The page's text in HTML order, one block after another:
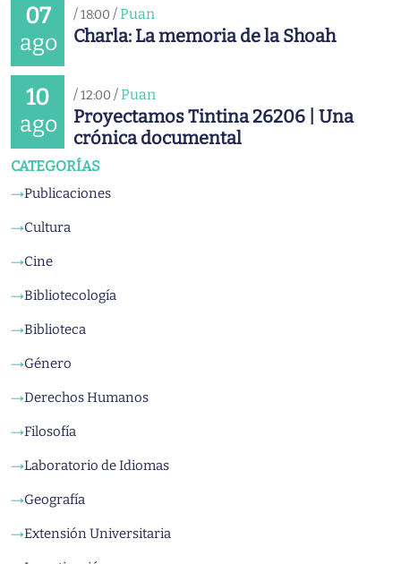
07
ago
/18:00 /Puan
Charla: La memoria de la Shoah
10
ago
/12:00 /Puan
Proyectamos Tintina 26206 | Una
crónica documental
CATEGORÍAS
→Publicaciones
→Cultura
→Cine
→Bibliotecología
→Biblioteca
→Género
→Derechos Humanos
→Filosofía
→Laboratorio de Idiomas
→Geografía
→Extensión Universitaria